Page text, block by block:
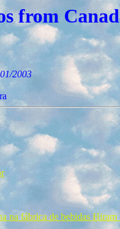
from
2003
na fábrica de bebidas Hiram